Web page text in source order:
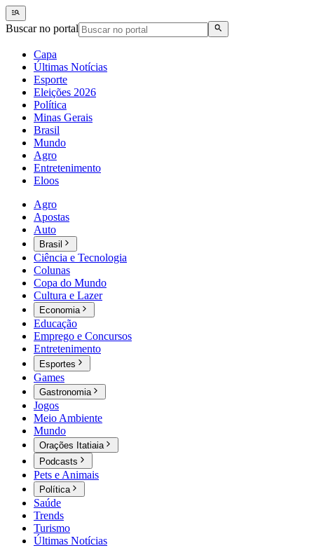
Buscar no portal
Capa
Últimas Notícias
Esporte
Eleições 2026
Política
Minas Gerais
Brasil
Mundo
Agro
Entretenimento
Eloos
Agro
Apostas
Auto
Brasil
Ciência e Tecnologia
Colunas
Copa do Mundo
Cultura e Lazer
Economia
Educação
Emprego e Concursos
Entretenimento
Esportes
Games
Gastronomia
Jogos
Meio Ambiente
Mundo
Orações Itatiaia
Podcasts
Pets e Animais
Política
Saúde
Trends
Turismo
Últimas Notícias